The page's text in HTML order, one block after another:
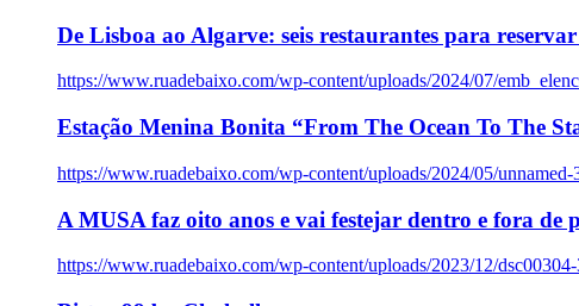
De Lisboa ao Algarve: seis restaurantes para reservar
https://www.ruadebaixo.com/wp-content/uploads/2024/07/
Estação Menina Bonita “From The Ocean To The
https://www.ruadebaixo.com/wp-content/uploads/2024/05/
A MUSA faz oito anos e vai festejar dentro e fora de
https://www.ruadebaixo.com/wp-content/uploads/2023/12/